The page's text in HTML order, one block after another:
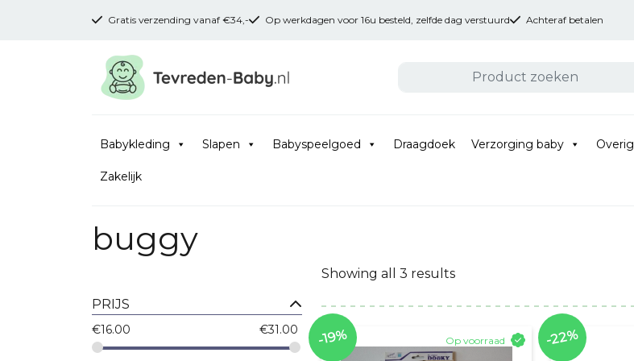
Gratis verzending vanaf €34,- Op werkdagen voor 16u besteld, zelfde dag verstuurd Achteraf betalen
Babykleding Slapen Babyspeelgoed Draagdoek Verzorging baby Overig
Zakelijk
buggy
PRIJS
€16.00 €31.00
Showing all 3 results
Op voorraad
-19% -22%